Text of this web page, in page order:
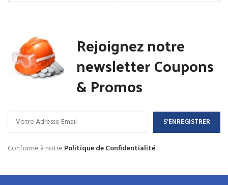
Rejoignez notre
newsletter Coupons
& Promos
Conforme à notre Politique de Confidentialité